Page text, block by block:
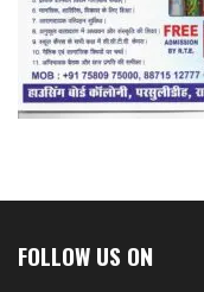
FOLLOW US ON